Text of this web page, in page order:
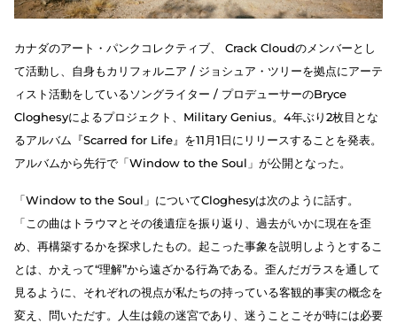
カナダのアート・パンクコレクティブ、 Crack Cloudのメンバーとし
て活動し、自身もカリフォルニア / ジョシュア・ツリーを拠点にアーテ
ィスト活動をしているソングライター / プロデューサーのBryce
Cloghesyによるプロジェクト、Military Genius。4年ぶり2枚目とな
るアルバム『Scarred for Life』を11月1日にリリースすることを発表。
アルバムから先行で「Window to the Soul」が公開となった。
「Window to the Soul」についてCloghesyは次のように話す。
「この曲はトラウマとその後遺症を振り返り、過去がいかに現在を歪
め、再構築するかを探求したもの。起こった事象を説明しようとするこ
とは、かえって“理解”から遠ざかる行為である。歪んだガラスを通して
見るように、それぞれの視点が私たちの持っている客観的事実の概念を
変え、問いただす。人生は鏡の迷宮であり、迷うことこそが時には必要